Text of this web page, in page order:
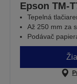
Epson TM-
Tepelná
Až 250 mm za
Podávač